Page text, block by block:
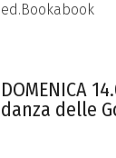
ed.Bookabook
DOMENICA
danza delle